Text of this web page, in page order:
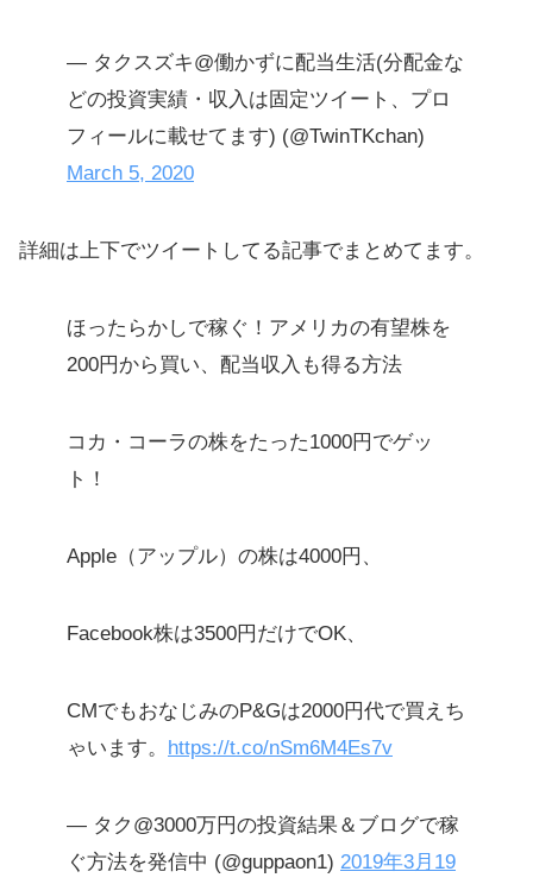
— タクスズキ@働かずに配当生活(分配金な
どの投資実績・収入は固定ツイート、プロ
フィールに載せてます) (@TwinTKchan)
March 5, 2020
詳細は上下でツイートしてる記事でまとめてます。
ほったらかしで稼ぐ！アメリカの有望株を
200円から買い、配当収入も得る方法
コカ・コーラの株をたった1000円でゲッ
ト！
Apple（アップル）の株は4000円、
Facebook株は3500円だけでOK、
CMでもおなじみのP&Gは2000円代で買えち
ゃいます。
https://t.co/nSm6M4Es7v
— タク@3000万円の投資結果＆ブログで稼
ぐ方法を発信中 (@guppaon1) 2019年3月19